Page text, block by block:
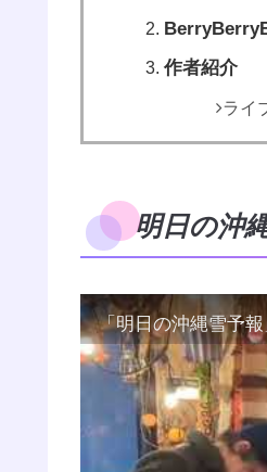
作者紹介
ライ
明日の沖